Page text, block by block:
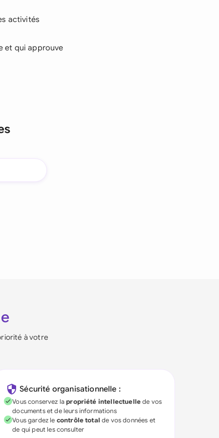
activités
et qui approuve
à votre
Sécurité organisationnelle :
Vous conservez lapropriété intellectuellede vos
documents et de leurs informations
Vous gardez le contrôle total de vos données et
de qui peut les consulter